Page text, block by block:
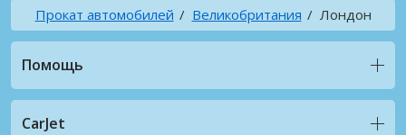
Прокат автомобилей Великобритания Лондон
Помощь
CarJet